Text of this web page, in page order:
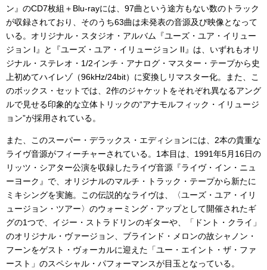
ン』のCD7枚組＋Blu-rayには、97曲という途方もない数のトラック
が収録されており、そのうち63曲は未発表の音源及び映像となって
いる。オリジナル・スタジオ・アルバム『ユーズ・ユア・イリュー
ジョン I』と『ユーズ・ユア・イリュージョン II』は、いずれもオリ
ジナル・ステレオ・1/2インチ・アナログ・マスター・テープから史
上初めてハイレゾ（96kHz/24bit）に変換しリマスター化。また、こ
のボックス・セットでは、2作のジャケットをそれぞれ異なるアング
ルで見せる印象的な立体トリックの“アナモルフィック・イリュージ
ョン”が採用されている。
また、このスーパー・デラックス・エディションには、2本の貴重な
ライヴ音源がフィーチャーされている。1本目は、1991年5月16日の
リッツ・シアター公演を収録したライヴ音源『ライヴ・イン・ニュ
ーヨーク』で、オリジナルのマルチ・トラック・テープから新たに
ミキシングを実施。この伝説的なライヴは、〈ユーズ・ユア・イリ
ュージョン・ツアー〉のウォーミング・アップとして開催されたギ
グの1つで、イジー・ストラドリンのギターや、「ドント・クライ」
のオリジナル・ヴァージョン、ブラインド・メロンの故シャノン・
フーンをゲスト・ヴォーカルに迎えた「ユー・エイント・ザ・ファ
ースト」のスペシャル・パフォーマンスが目玉となっている。